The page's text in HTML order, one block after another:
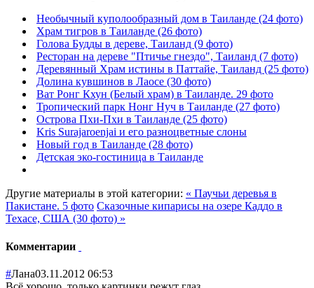
Необычный куполообразный дом в Таиланде (24 фото)
Храм тигров в Таиланде (26 фото)
Голова Будды в дереве, Таиланд (9 фото)
Ресторан на дереве "Птичье гнездо", Таиланд (7 фото)
Деревянный Храм истины в Паттайе, Таиланд (25 фото)
Долина кувшинов в Лаосе (30 фото)
Ват Ронг Кхун (Белый храм) в Таиланде. 29 фото
Тропический парк Нонг Нуч в Таиланде (27 фото)
Острова Пхи-Пхи в Таиланде (25 фото)
Kris Surajaroenjai и его разноцветные слоны
Новый год в Таиланде (28 фото)
Детская эко-гостиница в Таиланде
Другие материалы в этой категории: « Паучьи деревья в
Пакистане. 5 фото Сказочные кипарисы на озере Каддо в
Техасе, США (30 фото) »
Комментарии
#Лана03.11.2012 06:53